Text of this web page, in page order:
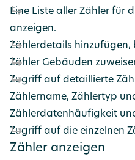
Eine Liste aller Zähler für
anzeigen.
Zählerdetails hinzufügen,
Zähler Gebäuden
Zugriff auf detaillierte
Zählername, Zählertyp
Zählerdatenhäufigkeit
Zugriff auf die einzelnen
Zähler anzeigen